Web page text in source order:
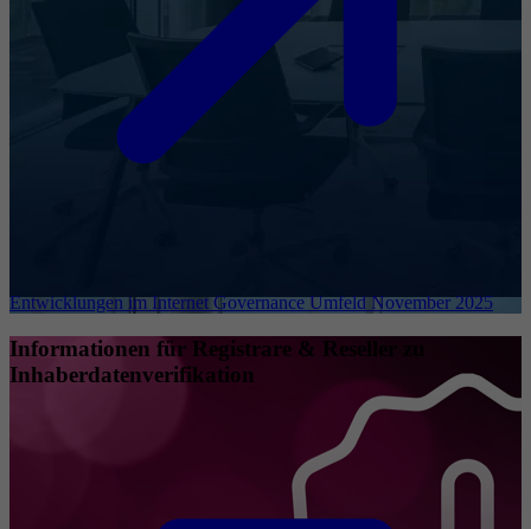
Entwicklungen im Internet Governance Umfeld November 2025
Informationen für Registrare & Reseller zu
Inhaberdatenverifikation